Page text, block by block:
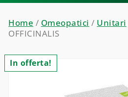
Home / Omeopatici / Unitari
OFFICINALIS
In offerta!